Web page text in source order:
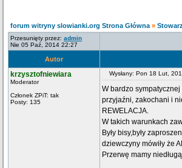
forum witryny slowianki.org Strona Główna »
Przesunięty przez: admin
Nie 05 Paź, 2014 22:27
Autor
krzysztofniewiara
Moderator
Członek ZPiT: tak
Posty: 135
Wysłany: Pon 18 Lut,
W bardzo
przyjaźni, zakochani i
REWELACJA.
W takich warunkach
Były bisy,były
dziewczyny mówiły że
Przerwę mamy